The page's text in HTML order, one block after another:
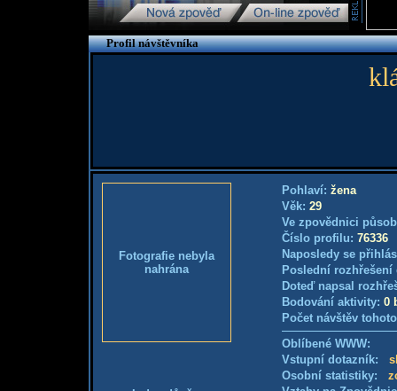
Profil návštěvníka
Fotografie nebyla
nahrána
Pohlaví: žena
Věk: 29
Ve zpovědnici
Číslo profilu: 76336
Naposledy se
Poslední
Doteď napsal
Bodování aktivity: 0
Počet návštěv
Oblíbené WWW:
Vstupní dotazník:
Osobní statistiky: